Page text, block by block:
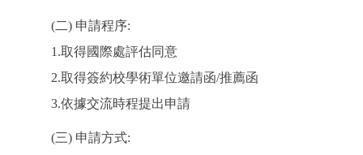
(二) 申請程序:
1.取得國際處評估同意
2.取得簽約校學術單位邀請函/推薦函
3.依據交流時程提出申請
(三) 申請方式: